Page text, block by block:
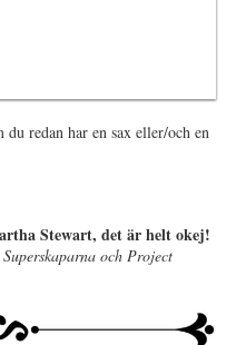
redan har en sax eller/och en
Stewart, det är helt okej!
och Project